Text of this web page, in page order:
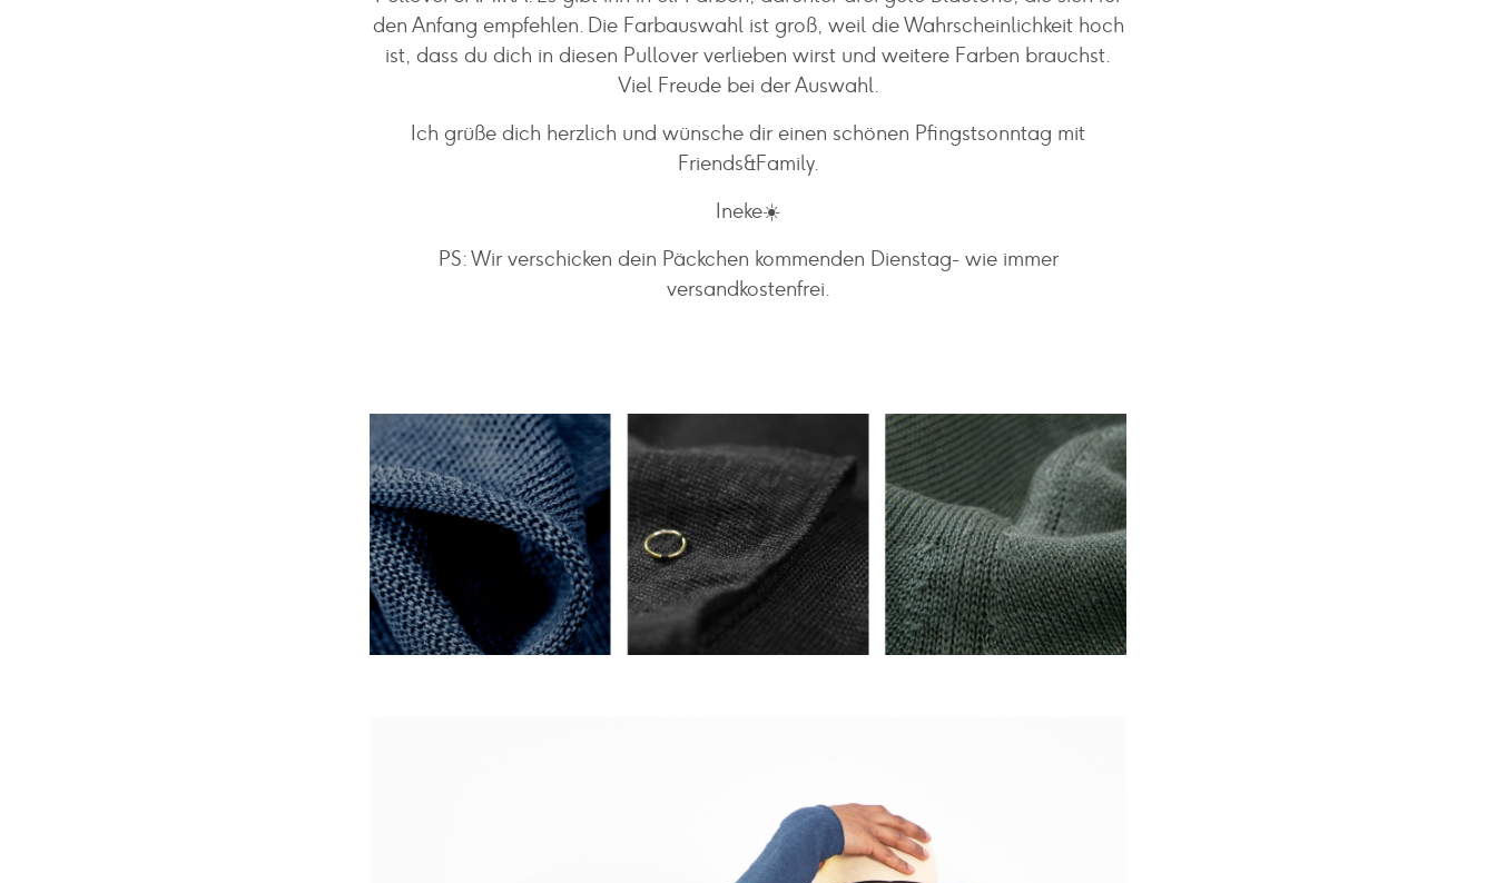
den Anfang empfehlen. Die Farbauswahl ist groß, weil die Wahrscheinlichkeit hoch
ist, dass du dich in diesen Pullover verlieben wirst und weitere Farben brauchst.
Viel Freude bei der Auswahl.
Ich grüße dich herzlich und wünsche dir einen schönen Pfingstsonntag mit
Friends&Family.
Ineke☀️
PS: Wir verschicken dein Päckchen kommenden Dienstag- wie immer
versandkostenfrei.